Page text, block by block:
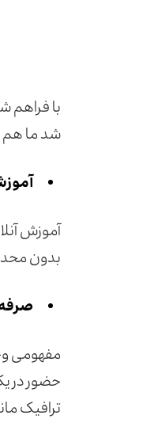
با فراهم
شد ما هم
آموزش
بدون
مفهومی
حضور در
ترافیک